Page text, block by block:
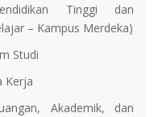
Tinggi dan
– Kampus Merdeka)
Studi
Kerja
Akademik, dan